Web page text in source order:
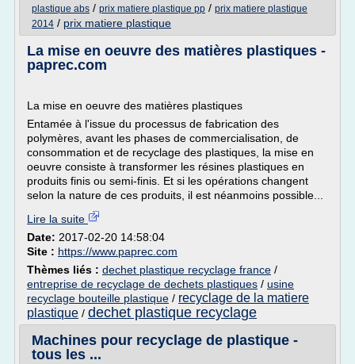
plastique abs / prix matiere plastique pp / prix matiere plastique
2014 / prix matiere plastique
La mise en oeuvre des matières plastiques -
paprec.com
La mise en oeuvre des matières plastiques
Entamée à l'issue du processus de fabrication des
polymères, avant les phases de commercialisation, de
consommation et de recyclage des plastiques, la mise en
oeuvre consiste à transformer les résines plastiques en
produits finis ou semi-finis. Et si les opérations changent
selon la nature de ces produits, il est néanmoins possible...
Lire la suite
Date: 2017-02-20 14:58:04
Site : https://www.paprec.com
Thèmes liés : dechet plastique recyclage france /
entreprise de recyclage de dechets plastiques / usine
recyclage bouteille plastique / recyclage de la matiere
plastique / dechet plastique recyclage
Machines pour recyclage de plastique -
tous les ...